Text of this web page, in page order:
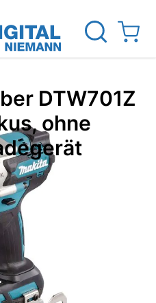
Standorte News Blog
View
DTW701Z
ohne